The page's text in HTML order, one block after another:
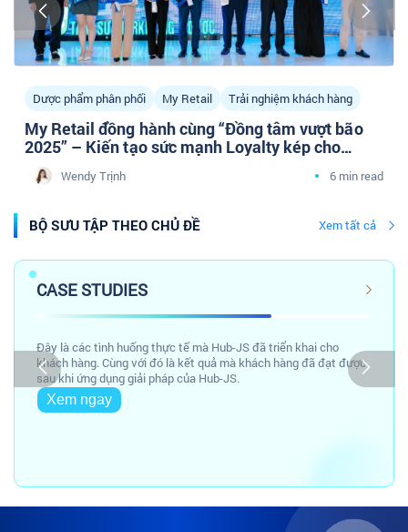
Dược phẩm phân phối My Retail Trải nghiệm khách hàng
My Retail đồng hành cùng “Đồng tâm vượt bão
2025” – Kiến tạo sức mạnh Loyalty kép cho
doanh nghiệp Dược phân phối cùng cộng đồng
Tâm sự Marketing Y Dược
Wendy Trịnh 6 min read
BỘ SƯU TẬP THEO CHỦ ĐỀ Xem tất cả
CASE STUDIES
Đây là các tình huống thực tế mà Hub-JS đã triển khai cho
khách hàng. Cùng với đó là kết quả mà khách hàng đã đạt được
sau khi ứng dụng giải pháp của Hub-JS.
Xem ngay